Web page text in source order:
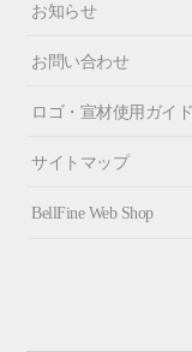
お知らせ
お問い合わせ
ロゴ・宣材使用ガイ
サイトマップ
BellFine Web Shop